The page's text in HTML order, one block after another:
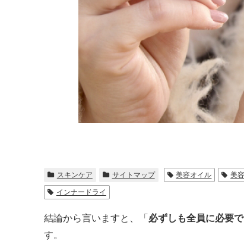
黒糖
人気ランキング
お手入れ手順
商品動画を見る
健康と美容アンケート
インスタグラムVoice
無添加 石鹸早見表
シャンプー早見表
スキンケア サイトマップ 美容オイル 美
インナードライ
結論から言いますと、「 必ずしも全員に必要
す。